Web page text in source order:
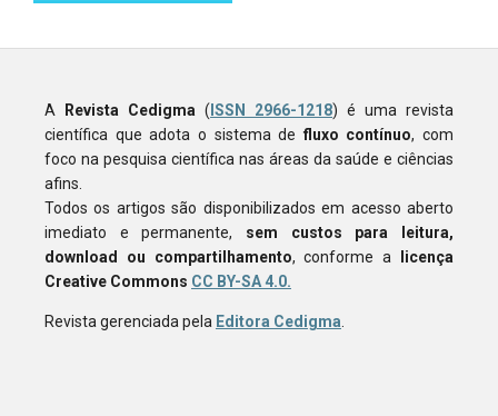
A Revista Cedigma ( ISSN 2966-1218) é uma revista
científica que adota o sistema defluxo contínuo, com
foco na pesquisa científica nas áreas da saúde e ciências
afins.
Todos os artigos são disponibilizados em acesso aberto
imediato e permanente, sem custos para leitura,
download ou compartilhamento, conforme a
licença
Creative Commons CC BY-SA 4.0.
Revista gerenciada pela Editora Cedigma